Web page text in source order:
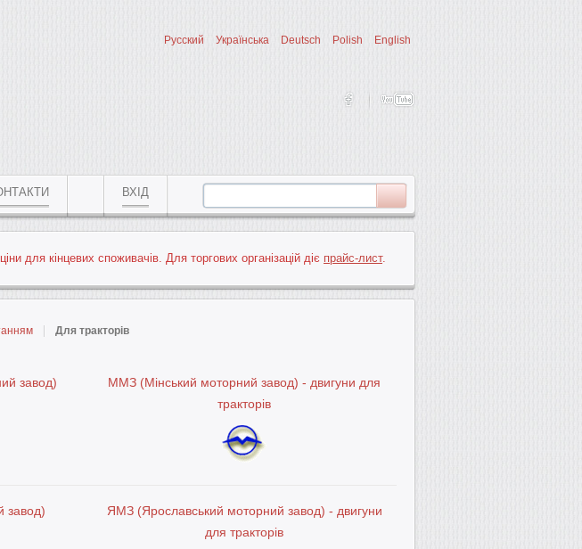
Русский Українська Deutsch Polish English
ВХІД
ціни для кінцевих споживачів. Для торгових організацій діє прайс-лист.
Для тракторів
завод)
ММЗ (Мінський моторний завод) - двигуни для
тракторів
завод)
ЯМЗ (Ярославський моторний завод) - двигуни
для тракторів